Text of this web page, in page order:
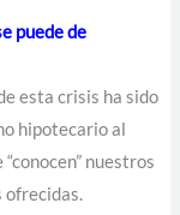
puede de
esta crisis ha sido
hipotecario al
nuestros
ofrecidas.